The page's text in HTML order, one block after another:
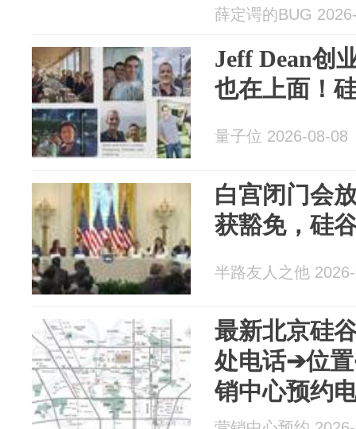
薛定谔的BUG
Jeff Dean创
也在上面！
量子位 2026-08-08
白宫闭门会
获豁免，硅
半路友人之他
最新北京硅
处电话➔位
销中心预约
2026.8@豆